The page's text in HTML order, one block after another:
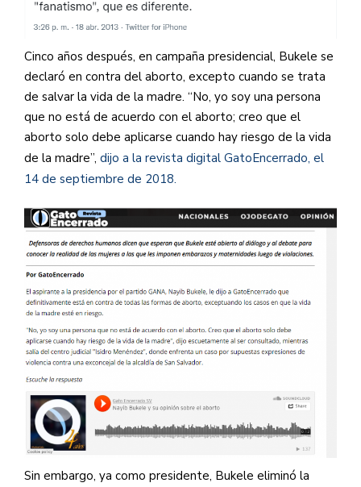
Cinco años después, en campaña presidencial, Bukele se
declaró en contra del aborto, excepto cuando se trata
de salvar la vida de la madre. “No, yo soy una persona
que no está de acuerdo con el aborto; creo que el
aborto solo debe aplicarse cuando hay riesgo de la vida
de la madre”, dijo a la revista digital GatoEncerrado, el
14 de septiembre de 2018.
Sin embargo, ya como presidente, Bukele eliminó la